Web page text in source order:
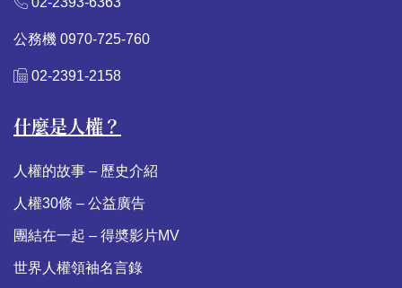
公務機 0970-725-760
02-2391-2158
什麼是人權？
人權的故事 – 歷史介紹
人權30條 – 公益廣告
團結在一起 – 得奬影片MV
世界人權領袖名言錄